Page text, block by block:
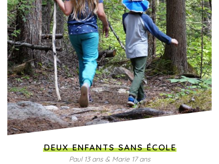
DEUX ENFANTS SANS ÉCOLE
Paul 13 ans & Marie 17 ans